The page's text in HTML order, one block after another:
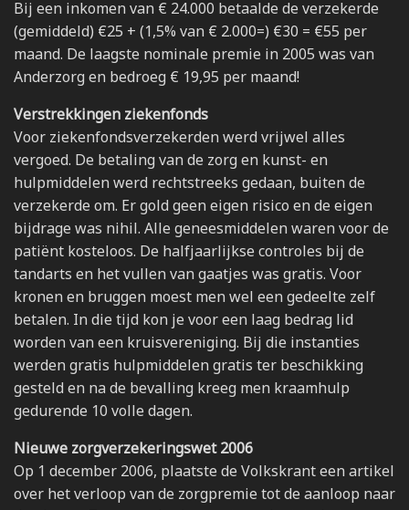
Bij een inkomen van € 24.000 betaalde de verzekerde
(gemiddeld) €25 + (1,5% van € 2.000=) €30 = €55 per
maand. De laagste nominale premie in 2005 was van
Anderzorg en bedroeg € 19,95 per maand!
Verstrekkingen ziekenfonds
Voor ziekenfondsverzekerden werd vrijwel alles
vergoed. De betaling van de zorg en kunst- en
hulpmiddelen werd rechtstreeks gedaan, buiten de
verzekerde om. Er gold geen eigen risico en de eigen
bijdrage was nihil. Alle geneesmiddelen waren voor de
patiënt kosteloos. De halfjaarlijkse controles bij de
tandarts en het vullen van gaatjes was gratis. Voor
kronen en bruggen moest men wel een gedeelte zelf
betalen. In die tijd kon je voor een laag bedrag lid
worden van een kruisvereniging. Bij die instanties
werden gratis hulpmiddelen gratis ter beschikking
gesteld en na de bevalling kreeg men kraamhulp
gedurende 10 volle dagen.
Nieuwe zorgverzekeringswet 2006
Op 1 december 2006, plaatste de Volkskrant een artikel
over het verloop van de zorgpremie tot de aanloop naar